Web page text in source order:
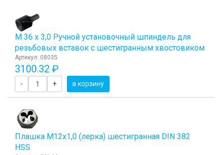
М 36 х 3,0 Ручной установочный шпиндель для
резьбовых вставок с шестигранным хвостовиком
Артикул: 08035
3100.32 ₽
- + в корзину
Плашка М12x1,0 (лерка) шестигранная DIN 382
HSS